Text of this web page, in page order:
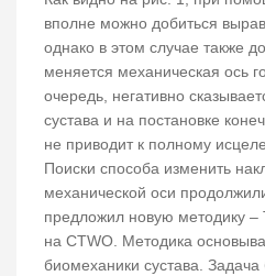
вполне можно добиться
однако в этом случае также
меняется механическая ось
очередь, негативно
сустава и на постановке
не приводит к полному
Поиски способа изменить
механической оси
предложил новую методику
на CTWO. Методика
биомеханики сустава.